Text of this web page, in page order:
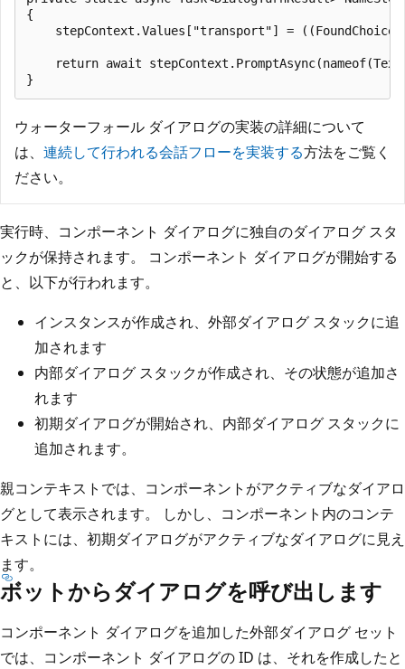
{
stepContext.Values["transport"] =
return await
ウォーターフォール ダイアログの実装の詳細について
は、 連続して行われる会話フローを実装する方法をご覧く
ださい。
実行時、コンポーネント ダイアログに独自のダイアログ スタ
ックが保持されます。 コンポーネント ダイアログが開始する
と、以下が行われます。
インスタンスが作成され、外部ダイアログ スタックに追
加されます
内部ダイアログ スタックが作成され、その状態が追加さ
れます
初期ダイアログが開始され、内部ダイアログ スタックに
追加されます。
親コンテキストでは、コンポーネントがアクティブなダイアロ
グとして表示されます。 しかし、コンポーネント内のコンテ
キストには、初期ダイアログがアクティブなダイアログに見え
ます。
ボットからダイアログを呼び出します
コンポーネント ダイアログを追加した外部ダイアログ セット
では、コンポーネント ダイアログの ID は、それを作成したと